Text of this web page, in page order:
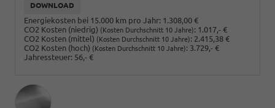
DOWNLOAD
Energiekosten bei 15.000 km pro Jahr: 1.308,00 €
CO2 Kosten (niedrig) (Kosten Durchschnitt 10 Jahre): 1.017,- €
CO2 Kosten (mittel) (Kosten Durchschnitt 10 Jahre): 2.415,38 €
CO2 Kosten (hoch) (Kosten Durchschnitt 10 Jahre): 3.729,- €
Jahressteuer: 56,- €